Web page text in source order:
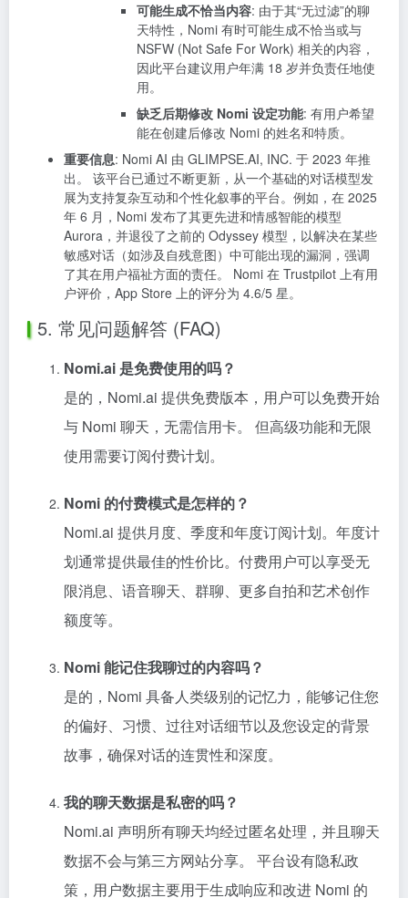
可能生成不恰当内容: 由于其“无过滤”的聊
天特性，Nomi 有时可能生成不恰当或与
NSFW (Not Safe For Work) 相关的内容，
因此平台建议用户年满 18 岁并负责任地使
用。
缺乏后期修改 Nomi 设定功能: 有用户希望
能在创建后修改 Nomi 的姓名和特质。
重要信息: Nomi AI 由 GLIMPSE.AI, INC. 于 2023 年推
出。 该平台已通过不断更新，从一个基础的对话模型发
展为支持复杂互动和个性化叙事的平台。例如，在 2025
年 6 月，Nomi 发布了其更先进和情感智能的模型
Aurora，并退役了之前的 Odyssey 模型，以解决在某些
敏感对话（如涉及自残意图）中可能出现的漏洞，强调
了其在用户福祉方面的责任。 Nomi 在 Trustpilot 上有用
户评价，App Store 上的评分为 4.6/5 星。
5. 常见问题解答 (FAQ)
Nomi.ai 是免费使用的吗？
是的，Nomi.ai 提供免费版本，用户可以免费开始
与 Nomi 聊天，无需信用卡。 但高级功能和无限
使用需要订阅付费计划。
Nomi 的付费模式是怎样的？
Nomi.ai 提供月度、季度和年度订阅计划。年度计
划通常提供最佳的性价比。付费用户可以享受无
限消息、语音聊天、群聊、更多自拍和艺术创作
额度等。
Nomi 能记住我聊过的内容吗？
是的，Nomi 具备人类级别的记忆力，能够记住您
的偏好、习惯、过往对话细节以及您设定的背景
故事，确保对话的连贯性和深度。
我的聊天数据是私密的吗？
Nomi.ai 声明所有聊天均经过匿名处理，并且聊天
数据不会与第三方网站分享。 平台设有隐私政
策，用户数据主要用于生成响应和改进 Nomi 的